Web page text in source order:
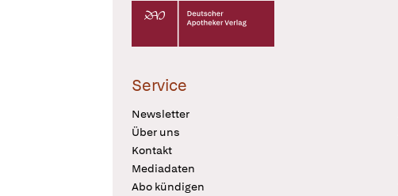
Deutscher Apotheker Verlag Logo
Service
Newsletter
Über uns
Kontakt
Mediadaten
Abo kündigen